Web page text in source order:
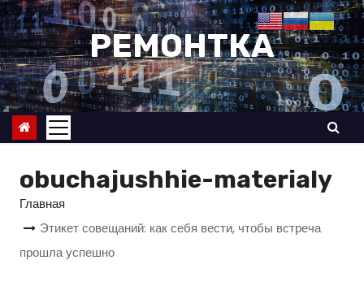
П
е
р
е
й
и
РЕМОНТКА
obuchajushhie-materialy
Главная
Этикет совещаний: как себя вести, чтобы встреча
прошла успешно